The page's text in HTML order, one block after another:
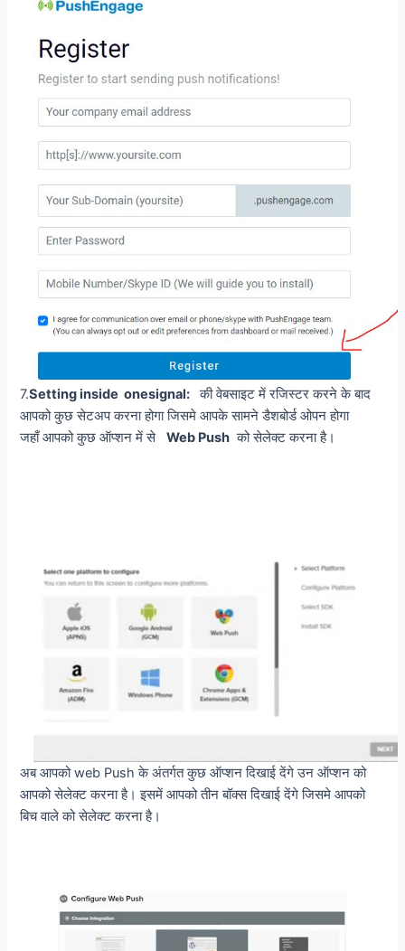
7.Setting inside onesignal: की वेबसाइट में रजिस्टर करने के बाद
आपको कुछ सेटअप करना होगा जिसमे आपके सामने डैशबोर्ड ओपन होगा
जहाँ आपको कुछ ऑप्शन में सेWeb Push को सेलेक्ट करना है।
अब आपको web Push के अंतर्गत कुछ ऑप्शन दिखाई देंगे उन ऑप्शन को
आपको सेलेक्ट करना है। इसमें आपको तीन बॉक्स दिखाई देंगे जिसमे आपको
बिच वाले को सेलेक्ट करना है।